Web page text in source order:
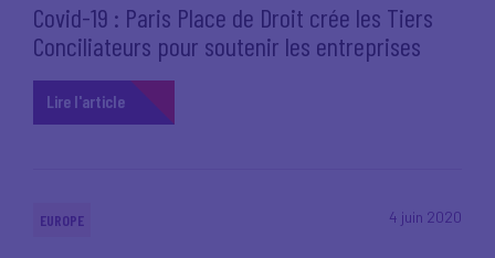
Covid-19 : Paris Place de Droit crée les Tiers
Conciliateurs pour soutenir les entreprises
Lire l'article
4 juin 2020
EUROPE